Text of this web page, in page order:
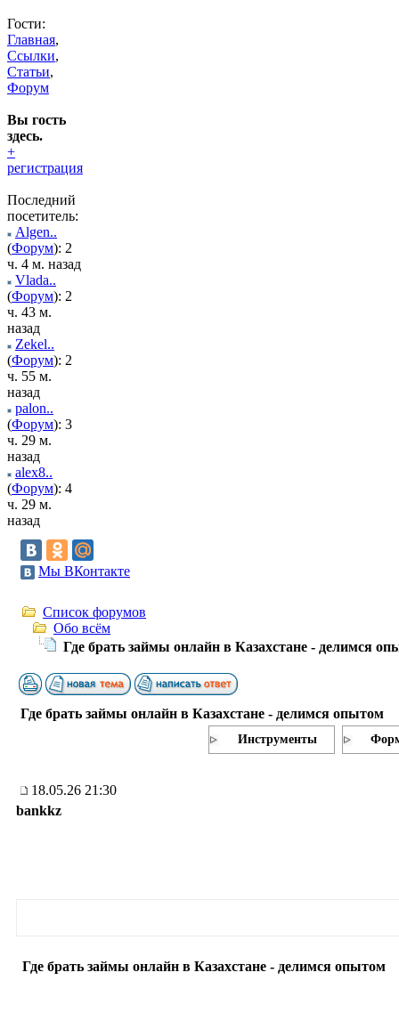
Гости:
Главная,
Ссылки,
Статьи,
Форум
Вы гость
здесь.
+
регистрация
Последний
посетитель:
Algen..
(Форум): 2
ч. 4 м. назад
Vlada..
(Форум): 2
ч. 43 м.
назад
Zekel..
(Форум): 2
ч. 55 м.
назад
palon..
(Форум): 3
ч. 29 м.
назад
alex8..
(Форум): 4
ч. 29 м.
назад
Мы ВКонтакте
Список форумов
Обо всём
Где брать займы онлайн в Казахстане - делимся
Где брать займы онлайн в Казахстане - делимся опытом
Инструменты
18.05.26 21:30
bankkz
Где брать займы онлайн в Казахстане - делимся опытом